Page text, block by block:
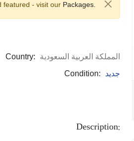
featured - visit our Packages.
Country:
المملكة العربية السعودية
Condition: جديد
Description: